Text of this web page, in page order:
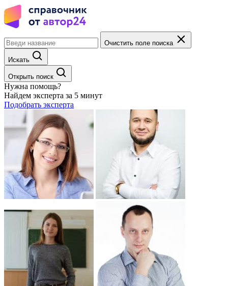
Очистить поле поиска
Искать
Открыть поиск
Нужна помощь?
Найдем эксперта за 5 минут
Подобрать эксперта